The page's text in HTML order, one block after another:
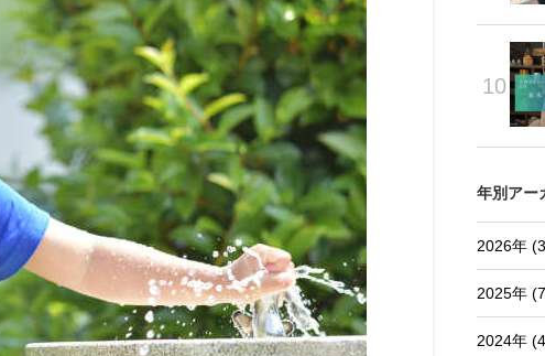
10
年別アー
2026年
2025年
2024年